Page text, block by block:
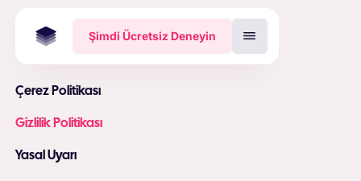
Şimdi Ücretsiz Deneyin
Çerez Politikası
Gizlilik Politikası
Yasal Uyarı